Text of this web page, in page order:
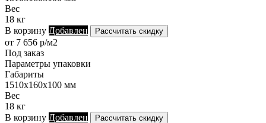
Вес
18 кг
В корзину Добавлен Рассчитать скидку
от 7 656 р/м2
Под заказ
Параметры упаковки
Габариты
1510х160х100 мм
Вес
18 кг
В корзину Добавлен Рассчитать скидку